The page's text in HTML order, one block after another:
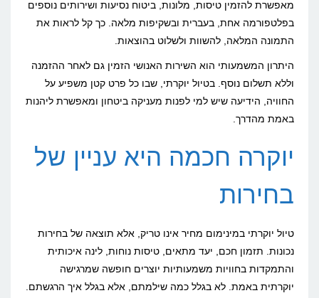
מאפשרת להזמין טיסות, מלונות, ביטוח נסיעות ושירותים נוספים
בפלטפורמה אחת, בעברית ובשקיפות מלאה. כך קל לראות את
התמונה המלאה, להשוות ולשלוט בהוצאות.
היתרון המשמעותי הוא השירות האנושי הזמין גם לאחר ההזמנה
וללא תשלום נוסף. בטיול יוקרתי, שבו כל פרט קטן משפיע על
החוויה, הידיעה שיש למי לפנות מעניקה ביטחון ומאפשרת ליהנות
באמת מהדרך.
יוקרה חכמה היא עניין של
בחירות
טיול יוקרתי במינימום מחיר אינו טריק, אלא תוצאה של בחירות
נכונות. תזמון חכם, יעד מתאים, טיסות נוחות, לינה איכותית
והתמקדות בחוויות משמעותיות יוצרים חופשה שמרגישה
יוקרתית באמת. לא בגלל כמה שילמתם, אלא בגלל איך הרגשתם.